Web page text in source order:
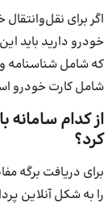
اگر برای
خودرو دارید باید
که شامل شناسنامه
شامل کارت خودرو
از کدام سامانه
کرد؟
برای دریافت برگه
را به شکل آنلاین